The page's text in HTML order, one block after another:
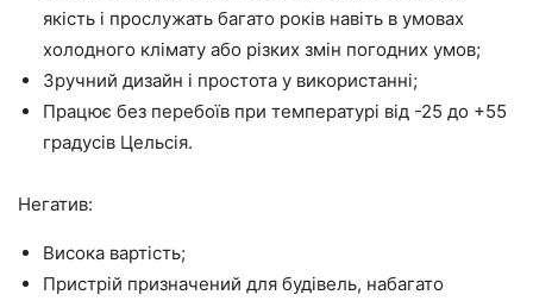
якість і прослужать багато років навіть в умовах
холодного клімату або різких змін погодних умов;
Зручний дизайн і простота у використанні;
Працює без перебоїв при температурі від -25 до +55
градусів Цельсія.
Негатив:
Висока вартість;
Пристрій призначений для будівель, набагато